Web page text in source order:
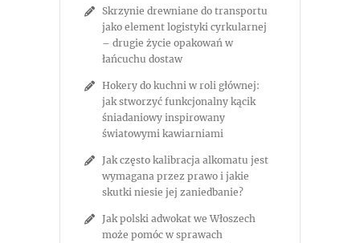
Skrzynie drewniane do transportu
jako element logistyki cyrkularnej
– drugie życie opakowań w
łańcuchu dostaw
Hokery do kuchni w roli głównej:
jak stworzyć funkcjonalny kącik
śniadaniowy inspirowany
światowymi kawiarniami
Jak często kalibracja alkomatu jest
wymagana przez prawo i jakie
skutki niesie jej zaniedbanie?
Jak polski adwokat we Włoszech
może pomóc w sprawach